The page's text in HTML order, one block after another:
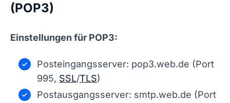
(POP3)
Einstellungen für POP3:
Posteingangsserver: pop3.web.de (Port
995, SSL/TLS)
Postausgangsserver: smtp.web.de (Port